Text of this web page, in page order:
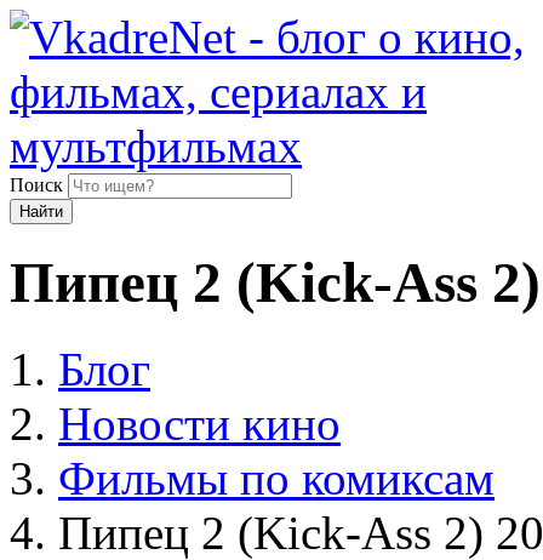
Поиск
Найти
Пипец 2 (Kick-Ass
Блог
Новости кино
Фильмы по комиксам
Пипец 2 (Kick-Ass 2)